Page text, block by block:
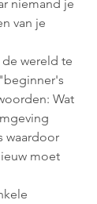
niemand je
van je
wereld te
Wat
waardoor
moet